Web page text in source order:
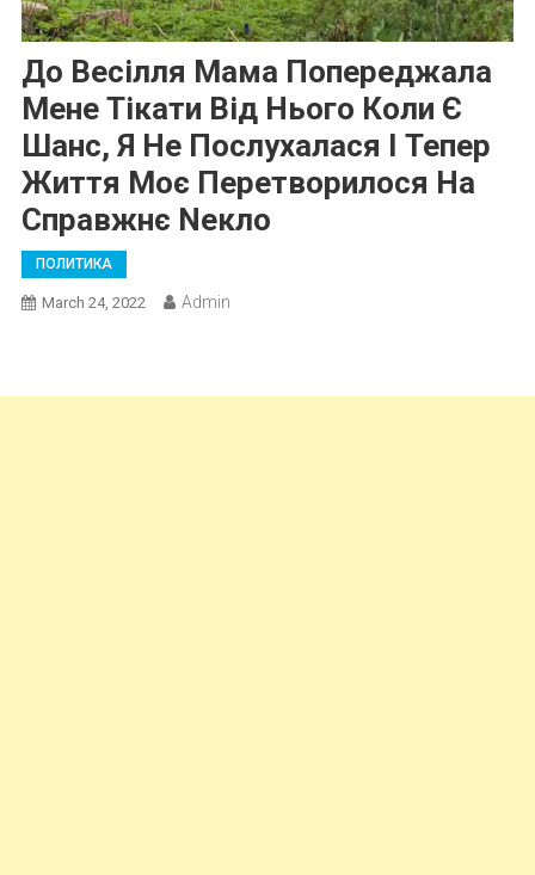
До Весілля Мама Попереджала
Мене Тікати Від Нього Коли Є
Шанс, Я Не Послухалася І Тепер
Життя Моє Перетворилося На
Справжнє Nекло
ПОЛИТИКА
March 24, 2022 Admin